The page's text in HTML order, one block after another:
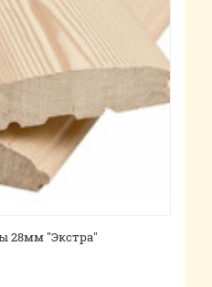
28мм "Экстра"